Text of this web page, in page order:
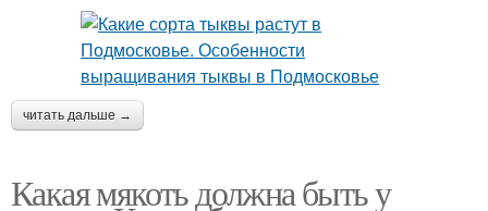
читать дальше →
Какая мякоть должна быть у